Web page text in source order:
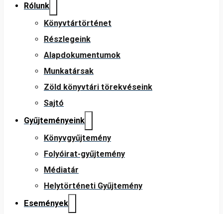
Rólunk
Könyvtártörténet
Részlegeink
Alapdokumentumok
Munkatársak
Zöld könyvtári törekvéseink
Sajtó
Gyűjteményeink
Könyvgyűjtemény
Folyóirat-gyűjtemény
Médiatár
Helytörténeti Gyűjtemény
Események